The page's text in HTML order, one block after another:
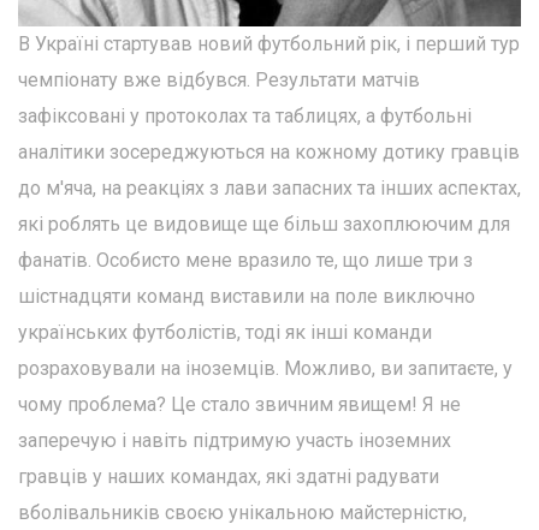
В Україні стартував новий футбольний рік, і перший тур
чемпіонату вже відбувся. Результати матчів
зафіксовані у протоколах та таблицях, а футбольні
аналітики зосереджуються на кожному дотику гравців
до м'яча, на реакціях з лави запасних та інших аспектах,
які роблять це видовище ще більш захоплюючим для
фанатів. Особисто мене вразило те, що лише три з
шістнадцяти команд виставили на поле виключно
українських футболістів, тоді як інші команди
розраховували на іноземців. Можливо, ви запитаєте, у
чому проблема? Це стало звичним явищем! Я не
заперечую і навіть підтримую участь іноземних
гравців у наших командах, які здатні радувати
вболівальників своєю унікальною майстерністю,